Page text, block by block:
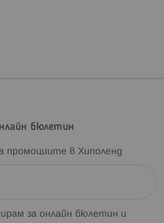
бюлетин
промоциите в Хиполенд
за онлайн бюлетин и